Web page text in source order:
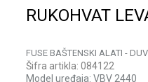
RUKOHVAT
FUSE BAŠTENSKI ALATI -
Šifra artikla: 084122
Model uređaja: VBV 2440